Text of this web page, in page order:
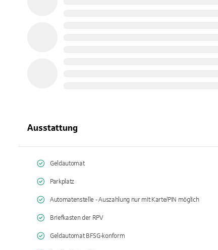
Ausstattung
Geldautomat
Parkplatz
Automatenstelle - Auszahlung nur mit Karte/PIN möglich
Briefkasten der RPV
Geldautomat BFSG-konform